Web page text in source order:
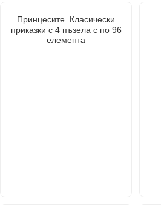
Принцесите. Класически
приказки с 4 пъзела с по 96
елемента